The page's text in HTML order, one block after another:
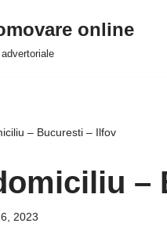
online
– Bucuresti – Ilfov
–
2023